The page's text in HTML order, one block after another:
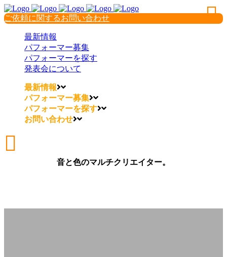
ご依頼に関するお問い合わせ
最新情報
パフォーマー募集
パフォーマーを探す
発表会について
最新情報
パフォーマー募集
パフォーマーを探す
お問い合わせ
音と色のマルチクリエイター。